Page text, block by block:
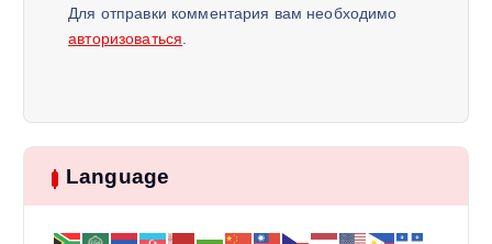
з
а
п
Для отправки комментария вам необходимо
авторизоваться
Language